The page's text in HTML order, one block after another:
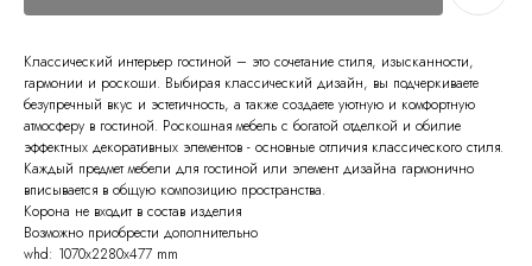
Классический интерьер гостиной – это сочетание стиля, изысканности,
гармонии и роскоши. Выбирая классический дизайн, вы подчеркиваете
безупречный вкус и эстетичность, а также создаете уютную и комфортную
атмосферу в гостиной. Роскошная мебель с богатой отделкой и обилие
эффектных декоративных элементов - основные отличия классического стиля.
Каждый предмет мебели для гостиной или элемент дизайна гармонично
вписывается в общую композицию пространства.
Корона не входит в состав изделия
Возможно приобрести дополнительно
whd: 1070x2280x477 mm